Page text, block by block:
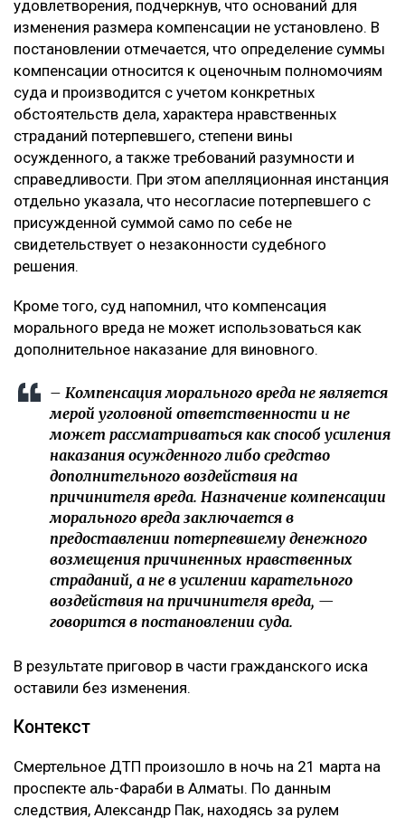
удовлетворения, подчеркнув, что оснований для
изменения размера компенсации не установлено. В
постановлении отмечается, что определение суммы
компенсации относится к оценочным полномочиям
суда и производится с учетом конкретных
обстоятельств дела, характера нравственных
страданий потерпевшего, степени вины
осужденного, а также требований разумности и
справедливости. При этом апелляционная инстанция
отдельно указала, что несогласие потерпевшего с
присужденной суммой само по себе не
свидетельствует о незаконности судебного
решения.
Кроме того, суд напомнил, что компенсация
морального вреда не может использоваться как
дополнительное наказание для виновного.
– Компенсация морального вреда не является
мерой уголовной ответственности и не
может рассматриваться как способ усиления
наказания осужденного либо средство
дополнительного воздействия на
причинителя вреда. Назначение компенсации
морального вреда заключается в
предоставлении потерпевшему денежного
возмещения причиненных нравственных
страданий, а не в усилении карательного
воздействия на причинителя вреда, —
говорится в постановлении суда.
В результате приговор в части гражданского иска
оставили без изменения.
Контекст
Смертельное ДТП произошло в ночь на 21 марта на
проспекте аль-Фараби в Алматы. По данным
следствия, Александр Пак, находясь за рулем